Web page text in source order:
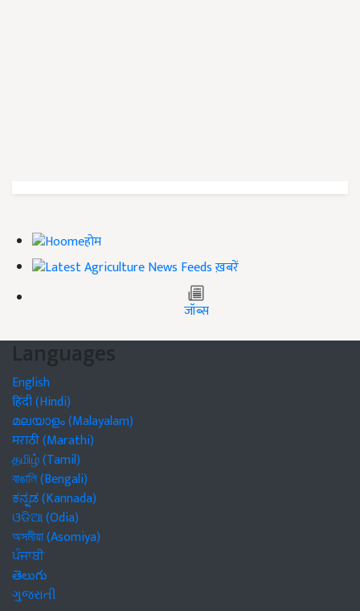
होम
ख़बरें
जॉब्स
Languages
English
हिंदी (Hindi)
മലയാളം (Malayalam)
मराठी (Marathi)
தமிழ் (Tamil)
বাঙালি (Bengali)
ಕನ್ನಡ (Kannada)
ଓଡିଆ (Odia)
অসমীয়া (Asomiya)
ਪੰਜਾਬੀ
తెలుగు
ગુજરાતી